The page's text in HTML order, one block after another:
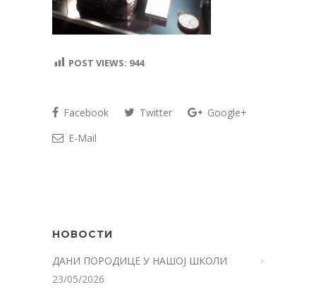
POST VIEWS: 944
Facebook Twitter
Google+
E-Mail
НОВОСТИ
ДАНИ ПОРОДИЦЕ У НАШОЈ ШКОЛИ
23/05/2026